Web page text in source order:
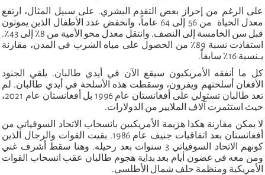
على الرغم من إحراز بعض التقدم البشري. على سبيل المثال، ارتفع
معدل الحياة ​ من 56 إلى 64 عاماً، وانخفض عدد الأطفال الذين يموتون
قبل سن الخامسة إلى النصف. وانتقل معدل محو الأمية من 8٪ إلى 43٪.
استفادت نسبة 89٪ من الحصول على مياه الشرب في المدن، مقارنة
بـنسبة 16٪ سابقاً.
كل ما أنفقه الأمريكيون سيقع الآن في أيدي طالبان. يلقي الجنود
الأفغان أسلحتهم ويفرون، وسقطت هذه الأسلحة في أيدي طالبان. لم
تعد طالبان تستولي على أفغانستان عام 1996 بل أفغانستان عام 2021،
حيث استثمرت آلاف الملايير من الدولارات.
لا يمكن مقارنة هكذا هزيمة الأمريكيين بانسحاب الاتحاد السوفياتي من
أفغانستان بعد اتفاقيات جنيف عام 1986. بقيت القوات والرجال الذين
كونهم الاتحاد السوفياتي 3 سنوات بعد رحيله. وهنا سقط أشرف غني
ومن معه في غضون أيام بعد بداية هجوم طالبان عقب انسحاب القوات
الأمريكية ومنظمة حلف شمال الأطلسي.